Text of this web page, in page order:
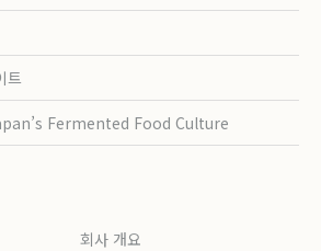
트
Fermented Food Culture
회사 개요